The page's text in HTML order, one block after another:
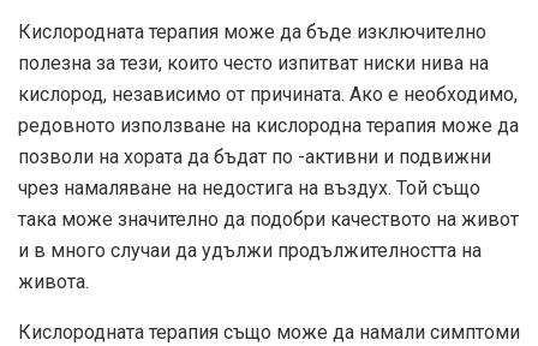
Кислородната терапия може да бъде изключително
полезна за тези, които често изпитват ниски нива на
кислород, независимо от причината. Ако е необходимо,
редовното използване на кислородна терапия може да
позволи на хората да бъдат по -активни и подвижни
чрез намаляване на недостига на въздух. Той също
така може значително да подобри качеството на живот
и в много случаи да удължи продължителността на
живота.
Кислородната терапия също може да намали симптоми